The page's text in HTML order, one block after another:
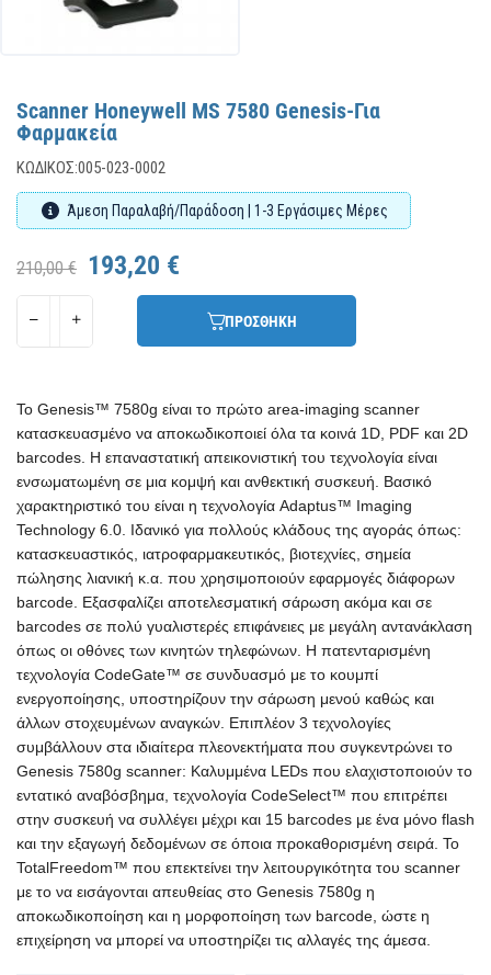
Scanner Honeywell MS 7580 Genesis-Για
Φαρμακεία
ΚΩΔΙΚΌΣ:005-023-0002
Άμεση Παραλαβή/Παράδοση | 1-3 Εργάσιμες Μέρες
210,00 € 193,20 €
ΠΡΟΣΘΗΚΗ
Το Genesis™ 7580g είναι το πρώτο area-imaging scanner
κατασκευασμένο να αποκωδικοποιεί όλα τα κοινά 1D, PDF και 2D
barcodes. Η επαναστατική απεικονιστική του τεχνολογία είναι
ενσωματωμένη σε μια κομψή και ανθεκτική συσκευή. Βασικό
χαρακτηριστικό του είναι η τεχνολογία Adaptus™ Imaging
Technology 6.0. Ιδανικό για πολλούς κλάδους της αγοράς όπως:
κατασκευαστικός, ιατροφαρμακευτικός, βιοτεχνίες, σημεία
πώλησης λιανική κ.α. που χρησιμοποιούν εφαρμογές διάφορων
barcode. Εξασφαλίζει αποτελεσματική σάρωση ακόμα και σε
barcodes σε πολύ γυαλιστερές επιφάνειες με μεγάλη αντανάκλαση
όπως οι οθόνες των κινητών τηλεφώνων. Η πατενταρισμένη
τεχνολογία CodeGate™ σε συνδυασμό με το κουμπί
ενεργοποίησης, υποστηρίζουν την σάρωση μενού καθώς και
άλλων στοχευμένων αναγκών. Επιπλέον 3 τεχνολογίες
συμβάλλουν στα ιδιαίτερα πλεονεκτήματα που συγκεντρώνει το
Genesis 7580g scanner: Καλυμμένα LEDs που ελαχιστοποιούν το
εντατικό αναβόσβημα, τεχνολογία CodeSelect™ που επιτρέπει
στην συσκευή να συλλέγει μέχρι και 15 barcodes με ένα μόνο flash
και την εξαγωγή δεδομένων σε όποια προκαθορισμένη σειρά. Το
TotalFreedom™ που επεκτείνει την λειτουργικότητα του scanner
με το να εισάγονται απευθείας στο Genesis 7580g η
αποκωδικοποίηση και η μορφοποίηση των barcode, ώστε η
επιχείρηση να μπορεί να υποστηρίζει τις αλλαγές της άμεσα.